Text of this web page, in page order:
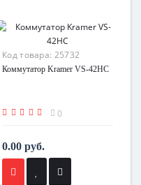
Код товара: 25732
Коммутатор Kramer VS-42HC
0
0.00 руб.